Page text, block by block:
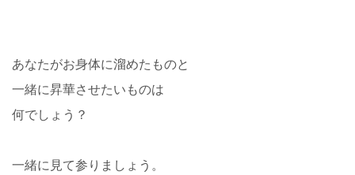
あなたがお身体に溜めたものと
一緒に昇華させたいものは
何でしょう？
一緒に見て参りましょう。